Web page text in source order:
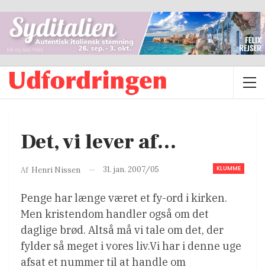
Det, vi lever af…
KLUMME
Af Henri Nissen 31. jan. 2007/05
Penge har længe været et fy-ord i kirken.
Men kristendom handler også om det
daglige brød. Altså må vi tale om det, der
fylder så meget i vores liv.Vi har i denne uge
afsat et nummer til at handle om